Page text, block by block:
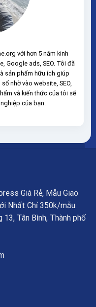
với hơn 5 năm kinh
Google ads, SEO. Tôi đã
sản phẩm hữu ích giúp
nhờ vào website, SEO,
và kiến thức của tôi sẽ
của bạn.
Giá Rẻ, Mẫu Giao
Nhất Chỉ 350k/mẫu.
Tân Bình, Thành phố